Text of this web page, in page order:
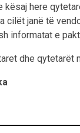
kësaj here
cilët janë të
informatat e
dhe qytetarët